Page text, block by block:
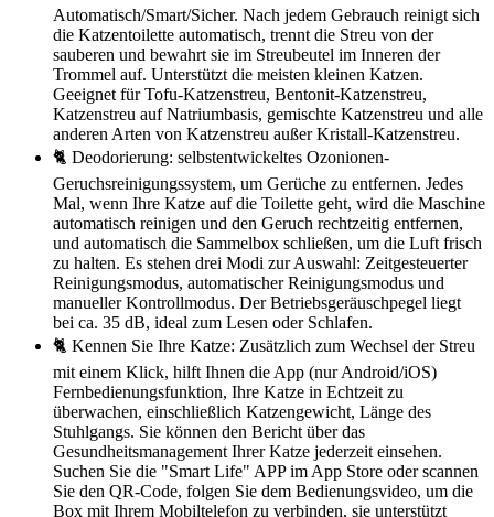
Automatisch/Smart/Sicher. Nach jedem Gebrauch reinigt sich
die Katzentoilette automatisch, trennt die Streu von der
sauberen und bewahrt sie im Streubeutel im Inneren der
Trommel auf. Unterstützt die meisten kleinen Katzen.
Geeignet für Tofu-Katzenstreu, Bentonit-Katzenstreu,
Katzenstreu auf Natriumbasis, gemischte Katzenstreu und alle
anderen Arten von Katzenstreu außer Kristall-Katzenstreu.
🐈 Deodorierung: selbstentwickeltes Ozonionen-
Geruchsreinigungssystem, um Gerüche zu entfernen. Jedes
Mal, wenn Ihre Katze auf die Toilette geht, wird die Maschine
automatisch reinigen und den Geruch rechtzeitig entfernen,
und automatisch die Sammelbox schließen, um die Luft frisch
zu halten. Es stehen drei Modi zur Auswahl: Zeitgesteuerter
Reinigungsmodus, automatischer Reinigungsmodus und
manueller Kontrollmodus. Der Betriebsgeräuschpegel liegt
bei ca. 35 dB, ideal zum Lesen oder Schlafen.
🐈 Kennen Sie Ihre Katze: Zusätzlich zum Wechsel der Streu
mit einem Klick, hilft Ihnen die App (nur Android/iOS)
Fernbedienungsfunktion, Ihre Katze in Echtzeit zu
überwachen, einschließlich Katzengewicht, Länge des
Stuhlgangs. Sie können den Bericht über das
Gesundheitsmanagement Ihrer Katze jederzeit einsehen.
Suchen Sie die "Smart Life" APP im App Store oder scannen
Sie den QR-Code, folgen Sie dem Bedienungsvideo, um die
Box mit Ihrem Mobiltelefon zu verbinden, sie unterstützt